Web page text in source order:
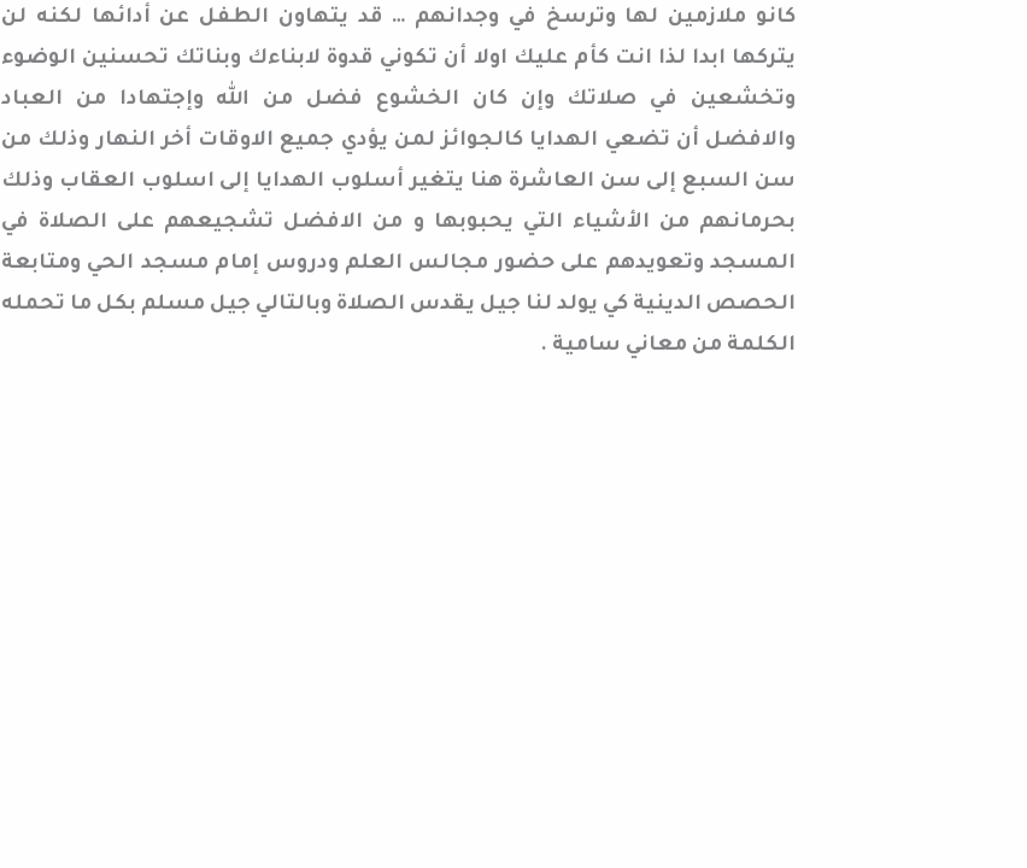
كانو ملازمين لها وترسخ في وجدانهم … قد يتهاون الطفل عن أدائها لكنه لن
يتركها ابدا لذا انت كأم عليك اولا أن تكوني قدوة لابناءك وبناتك تحسنين الوضوء
وتخشعين في صلاتك وإن كان الخشوع فضل من الله وإجتهادا من العباد
والافضل أن تضعي الهدايا كالجوائز لمن يؤدي جميع الاوقات أخر النهار وذلك من
سن السبع إلى سن العاشرة هنا يتغير أسلوب الهدايا إلى اسلوب العقاب وذلك
بحرمانهم من الأشياء التي يحبوبها و من الافضل تشجيعهم على الصلاة في
المسجد وتعويدهم على حضور مجالس العلم ودروس إمام مسجد الحي ومتابعة
الحصص الدينية كي يولد لنا جيل يقدس الصلاة وبالتالي جيل مسلم بكل ما تحمله
الكلمة من معاني سامية .